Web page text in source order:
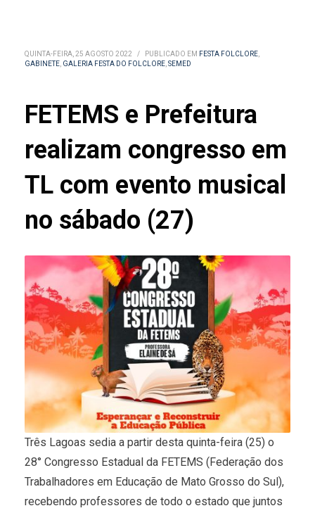
QUINTA-FEIRA, 25 AGOSTO 2022 / PUBLICADO EM FESTA FOLCLORE,
GABINETE, GALERIA FESTA DO FOLCLORE,SEMED
FETEMS e Prefeitura
realizam congresso em
TL com evento musical
no sábado (27)
Três Lagoas sedia a partir desta quinta-feira (25) o
28° Congresso Estadual da FETEMS (Federação dos
Trabalhadores em Educação de Mato Grosso do Sul),
recebendo professores de todo o estado que juntos